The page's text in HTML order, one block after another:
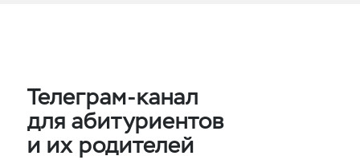
Телеграм-канал
для абитуриентов
и их родителей